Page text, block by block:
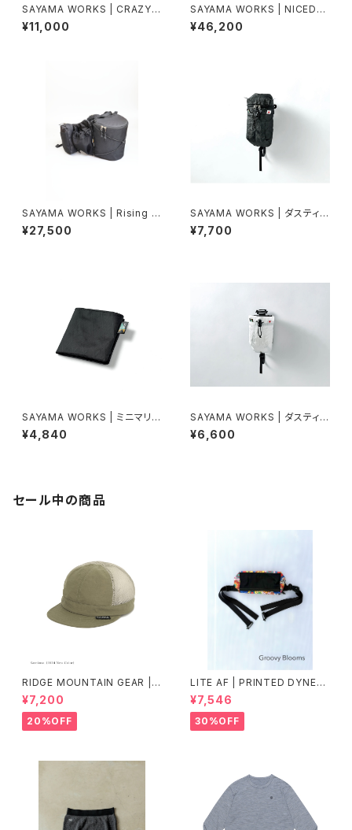
SAYAMA WORKS | CRAZY V
2
¥11,000
SAYAMA WORKS | NICEDAY
V2 DCFH 2.92oz
¥46,200
SAYAMA WORKS | Rising X
-PAC VX21 Black
¥27,500
SAYAMA WORKS | ダスティン
ホルダー2G改 Ultra 200 / DC
FH2.92oz
¥7,700
SAYAMA WORKS | ミニマリス
トウォレット
¥4,840
SAYAMA WORKS | ダスティン
ホルダー2G Ultra 200 / DCF
H2.92oz
¥6,600
セール中の商品
RIDGE MOUNTAIN GEAR |
Mesh Basic Cap
¥7,200
20%OFF
LITE AF | PRINTED DYNEE
MA FEATHER WEIGHT FAN
NY PACK
¥7,546
30%OFF